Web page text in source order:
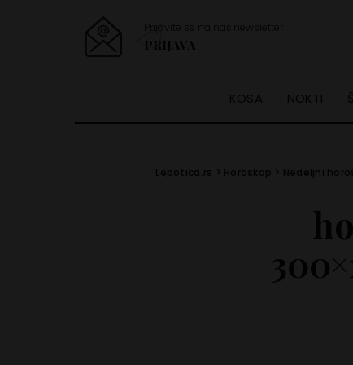
Prijavite se na naš newsletter
PRIJAVA
KOSA NOKTI
Lepotica.rs > Horoskop > Nedeljni